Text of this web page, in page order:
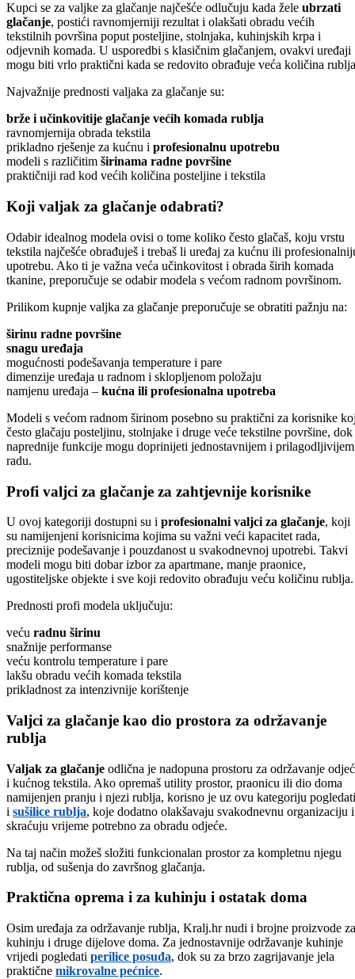
Kupci se za valjke za glačanje najčešće odlučuju kada žele ubrzati
glačanje, postići ravnomjerniji rezultat i olakšati obradu većih
tekstilnih površina poput posteljine, stolnjaka, kuhinjskih krpa i
odjevnih komada. U usporedbi s klasičnim glačanjem, ovakvi uređaji
mogu biti vrlo praktični kada se redovito obrađuje veća količina
Najvažnije prednosti valjaka za glačanje su:
brže i učinkovitije glačanje većih komada rublja
ravnomjernija obrada tekstila
prikladno rješenje za kućnu i profesionalnu upotrebu
modeli s različitim širinama radne površine
praktičniji rad kod većih količina posteljine i tekstila
Koji valjak za glačanje odabrati?
Odabir idealnog modela ovisi o tome koliko često glačaš, koju vrstu
tekstila najčešće obrađuješ i trebaš li uređaj za kućnu ili
upotrebu. Ako ti je važna veća učinkovitost i obrada širih komada
tkanine, preporučuje se odabir modela s većom radnom površinom.
Prilikom kupnje valjka za glačanje preporučuje se obratiti pažnju na:
širinu radne površine
snagu uređaja
mogućnosti podešavanja temperature i pare
dimenzije uređaja u radnom i sklopljenom položaju
namjenu uređaja – kućna ili profesionalna upotreba
Modeli s većom radnom širinom posebno su praktični za korisnike
često glačaju posteljinu, stolnjake i druge veće tekstilne površine, dok
naprednije funkcije mogu doprinijeti jednostavnijem i prilagodljivijem
radu.
Profi valjci za glačanje za zahtjevnije korisnike
U ovoj kategoriji dostupni su i profesionalni valjci za glačanje, koji
su namijenjeni korisnicima kojima su važni veći kapacitet rada,
preciznije podešavanje i pouzdanost u svakodnevnoj upotrebi. Takvi
modeli mogu biti dobar izbor za apartmane, manje praonice,
ugostiteljske objekte i sve koji redovito obrađuju veću količinu rublja.
Prednosti profi modela uključuju:
veću radnu širinu
snažnije performanse
veću kontrolu temperature i pare
lakšu obradu većih komada tekstila
prikladnost za intenzivnije korištenje
Valjci za glačanje kao dio prostora za održavanje
rublja
Valjak za glačanje odlična je nadopuna prostoru za održavanje
i kućnog tekstila. Ako opremaš utility prostor, praonicu ili dio doma
namijenjen pranju i njezi rublja, korisno je uz ovu kategoriju pogledati
i sušilice rublja, koje dodatno olakšavaju svakodnevnu organizaciju i
skraćuju vrijeme potrebno za obradu odjeće.
Na taj način možeš složiti funkcionalan prostor za kompletnu njegu
rublja, od sušenja do završnog glačanja.
Praktična oprema i za kuhinju i ostatak doma
Osim uređaja za održavanje rublja, Kralj.hr nudi i brojne proizvode za
kuhinju i druge dijelove doma. Za jednostavnije održavanje kuhinje
vrijedi pogledati perilice posuđa, dok su za brzo zagrijavanje jela
praktične mikrovalne pećnice.